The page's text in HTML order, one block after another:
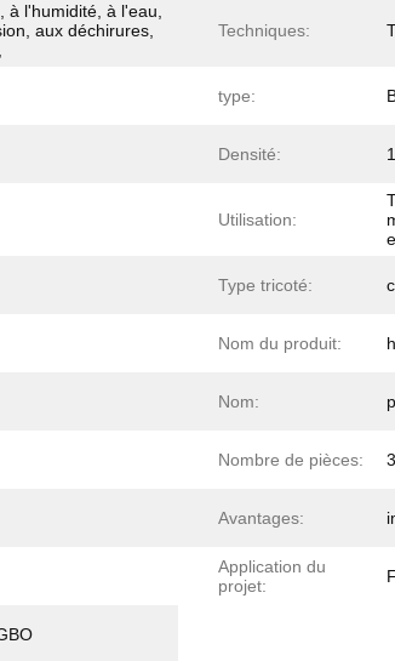
à l'humidité, à l'eau,
aux déchirures,
Techniques:
type:
Densité:
Utilisation:
Type tricoté:
Nom du produit:
Nom:
Nombre de pièces:
Avantages:
Application du
projet: